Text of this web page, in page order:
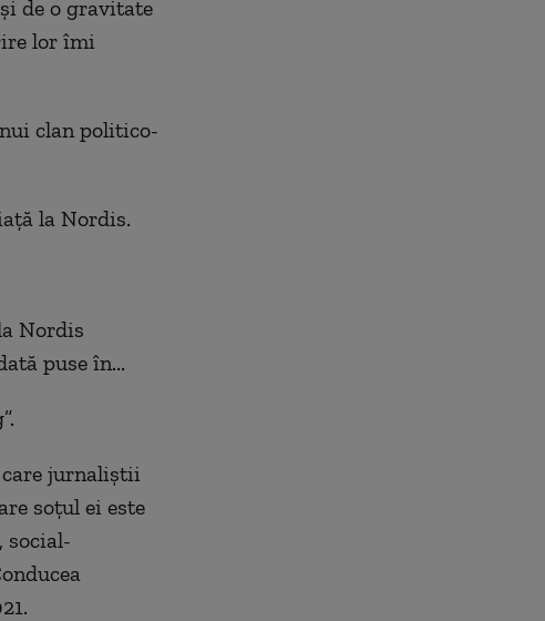
de o gravitate
lor îmi
clan politico-
la Nordis.
Nordis
puse în...
care jurnaliștii
soțul ei este
social-